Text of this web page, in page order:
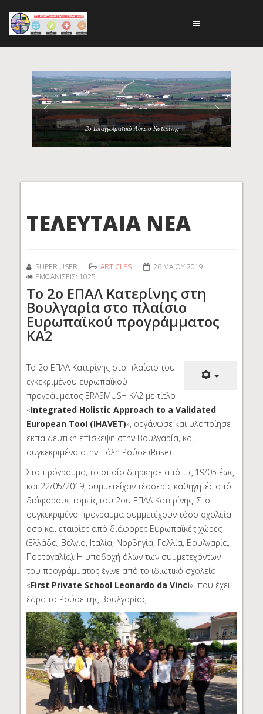
2ο Επαγγελματικό Λύκειο Κατερίνης
ΤΕΛΕΥΤΑΙΑ ΝΕΑ
SUPER USER ARTICLES
26 ΜΑΪ́ΟΥ 2019
ΕΜΦΑΝΊΣΕΙΣ: 1025
Το 2ο ΕΠΑΛ Κατερίνης στη
Βουλγαρία στο πλαίσιο
Ευρωπαϊκού προγράμματος
ΚΑ2
Το 2ο ΕΠΑΛ Κατερίνης στο πλαίσιο του
εγκεκριμένου ευρωπαϊκού
προγράμματος ERASMUS+ ΚΑ2 με τίτλο
«Integrated Holistic Approach to a Validated
European Tool (IHAVET)», οργάνωσε και υλοποίησε
εκπαιδευτική επίσκεψη στην Βουλγαρία, και
συγκεκριμένα στην πόλη Ρούσε (Ruse).
Στο πρόγραμμα, το οποίο διήρκησε από τις 19/05 έως
και 22/05/2019, συμμετείχαν τέσσερις καθηγητές από
διάφορους τομείς του 2ου ΕΠΑΛ Κατερίνης. Στο
συγκεκριμένο πρόγραμμα συμμετέχουν τόσο σχολεία
όσο και εταιρίες από διάφορες Ευρωπαϊκές χώρες
(Ελλάδα, Βέλγιο, Ιταλία, Νορβηγία, Γαλλία, Βουλγαρία,
Πορτογαλία). Η υποδοχή όλων των συμμετεχόντων
του προγράμματος έγινε από το ιδιωτικό σχολείο
«First Private School Leonardo da Vinci», που έχει
έδρα το Ρούσε της Βουλγαρίας.